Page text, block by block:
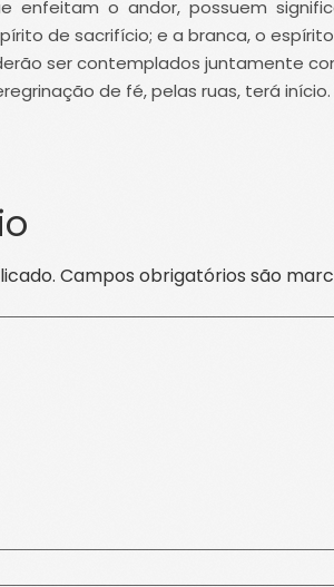
enfeitam o andor, possuem
de sacrifício; e a branca, o
ser contemplados juntamente
de fé, pelas ruas, terá início.
Campos obrigatórios são